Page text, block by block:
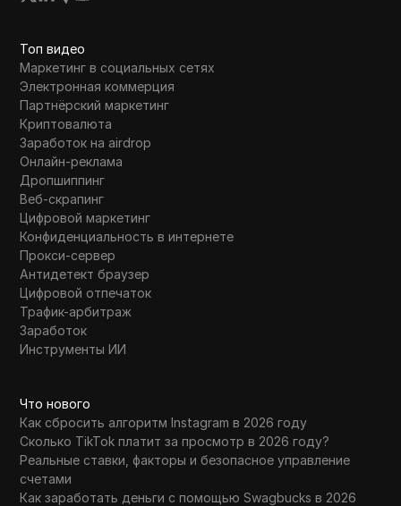
Топ видео
Маркетинг в социальных сетях
Электронная коммерция
Партнёрский маркетинг
Криптовалюта
Заработок на airdrop
Онлайн-реклама
Дропшиппинг
Веб-скрапинг
Цифровой маркетинг
Конфиденциальность в интернете
Прокси-сервер
Антидетект браузер
Цифровой отпечаток
Трафик-арбитраж
Заработок
Инструменты ИИ
Что нового
Как сбросить алгоритм Instagram в 2026 году
Сколько TikTok платит за просмотр в 2026 году?
Реальные ставки, факторы и безопасное управление
счетами
Как заработать деньги с помощью Swagbucks в 2026